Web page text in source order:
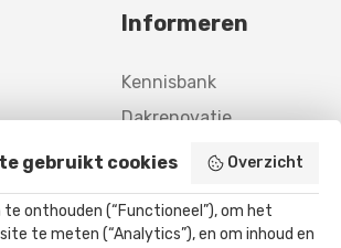
Informeren
Kennisbank
Dakrenovatie
Gevelrenovatie
Asbestverwijdering
Agrarisch
gebruikt cookies Overzicht
te onthouden (“Functioneel”), om het
te meten (“Analytics”), en om inhoud en